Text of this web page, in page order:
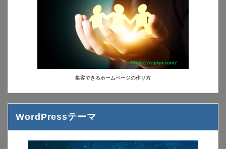
集客できるホームページの作り方
WordPressテーマ